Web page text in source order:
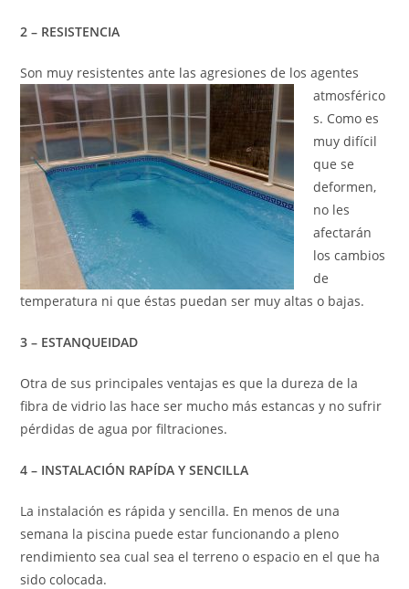
2 – RESISTENCIA
Son muy resistentes ante las agresiones de los agentes
atmosférico
s. Como es
muy difícil
que se
deformen,
no les
afectarán
los cambios
de
temperatura ni que éstas puedan ser muy altas o bajas.
3 – ESTANQUEIDAD
Otra de sus principales ventajas es que la dureza de la
fibra de vidrio las hace ser mucho más estancas y no sufrir
pérdidas de agua por filtraciones.
4 – INSTALACIÓN RAPÍDA Y SENCILLA
La instalación es rápida y sencilla. En menos de una
semana la piscina puede estar funcionando a pleno
rendimiento sea cual sea el terreno o espacio en el que ha
sido colocada.